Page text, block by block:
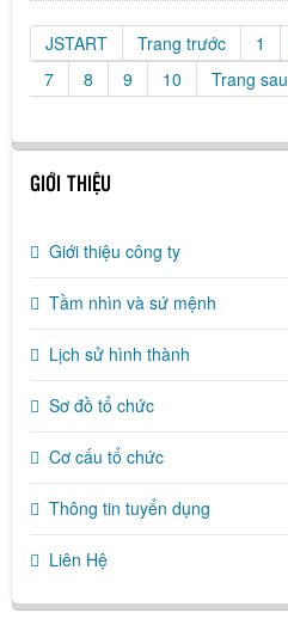
JSTART Trang trước 1
7
8 9 10 Trang sau
GIỚI THIỆU
Giới thiệu công ty
Tầm nhìn và sứ mệnh
Lịch sử hình thành
Sơ đồ tổ chức
Cơ cấu tổ chức
Thông tin tuyển dụng
Liên Hệ